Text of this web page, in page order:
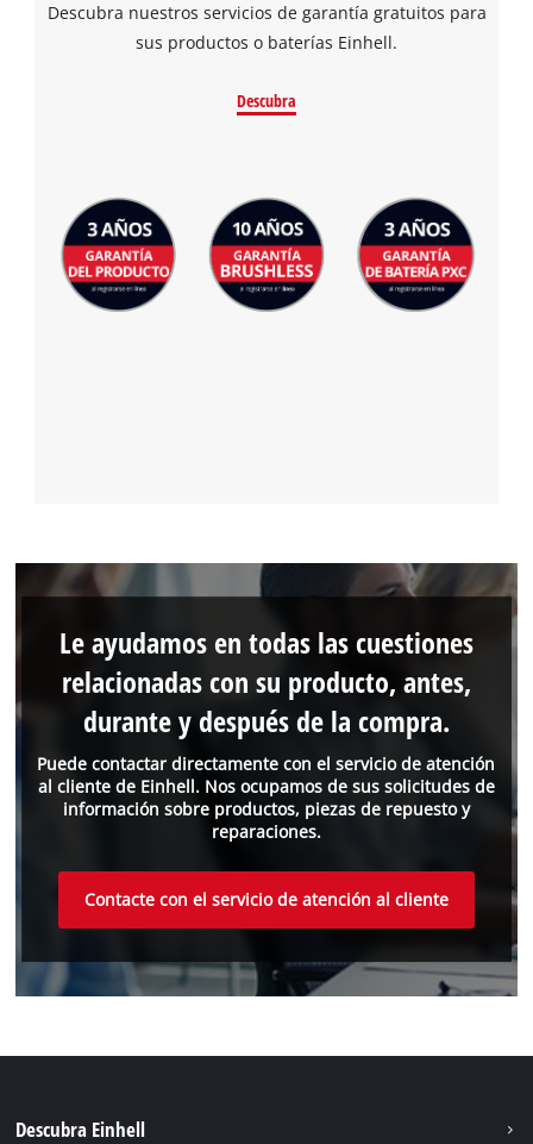
Descubra nuestros servicios de garantía gratuitos para
sus productos o baterías Einhell.
Descubra
Puede contactar directamente con el servicio de atención
al cliente de Einhell. Nos ocupamos de sus solicitudes de
información sobre productos, piezas de repuesto y
reparaciones.
Le ayudamos en todas las cuestiones
relacionadas con su producto, antes,
durante y después de la compra.
Contacte con el servicio de atención al cliente
Descubra Einhell